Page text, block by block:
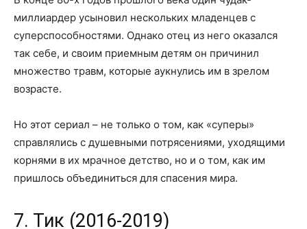
миллиардер усыновил нескольких младенцев с
суперспособностями. Однако отец из него оказался
так себе, и своим приемным детям он причинил
множество травм, которые аукнулись им в зрелом
возрасте.
Но этот сериал – не только о том, как «суперы»
справлялись с душевными потрясениями, уходящими
корнями в их мрачное детство, но и о том, как им
пришлось объединиться для спасения мира.
7. Тик (2016-2019)